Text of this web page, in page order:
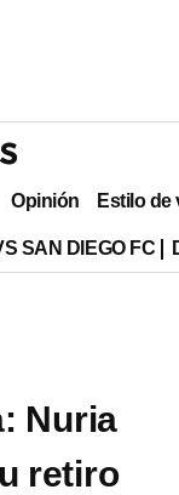
Opinión Estilo de
SAN DIEGO FC
Nuria
retiro